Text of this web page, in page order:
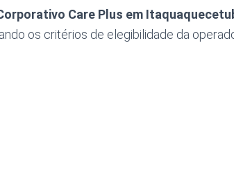
Care Plus em
os critérios de elegibilidade da